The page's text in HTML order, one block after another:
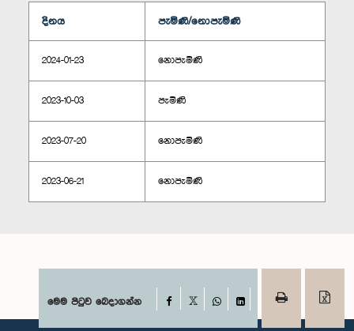
දිනය පැමිණි/නොපැමිණි
2024-01-23 නොපැමිණි
2023-10-03 පැමිණි
2023-07-20 නොපැමිණි
2023-06-21 නොපැමිණි
මෙම පිටුව බෙදාගන්න Facebook
WhatsAppLinkedIn